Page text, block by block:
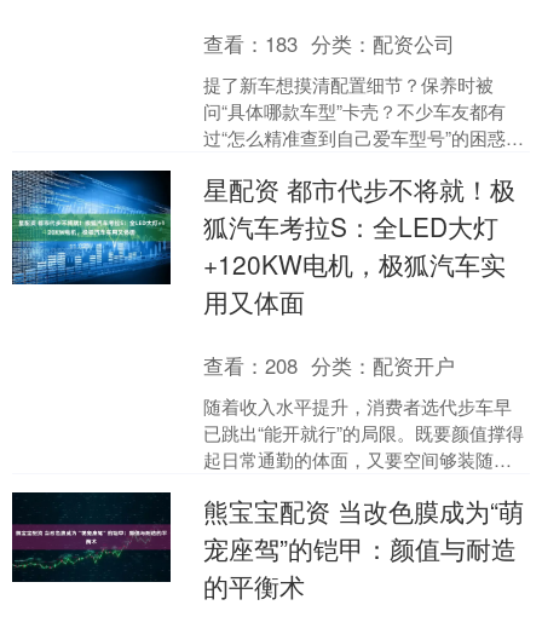
查看： 183 分类：配资公司
提了新车想摸清配置细节？保养时被
问“具体哪款车型”卡壳？不少车友都有
过“怎么精准查到自己爱车型号”的困惑。
份证”车架号，就能....
星配资 都市代步不将就！极
狐汽车考拉S：全LED大灯
+120KW电机，极狐汽车实
用又体面
查看：208 分类：配资开户
随着收入水平提升，消费者选代步车早
已跳出“能开就行”的局限。既要颜值撑得
起日常通勤的体面，又要空间够装随身
续航够长不用频繁充电....
熊宝宝配资 当改色膜成为“萌
宠座驾”的铠甲：颜值与耐造
的平衡术